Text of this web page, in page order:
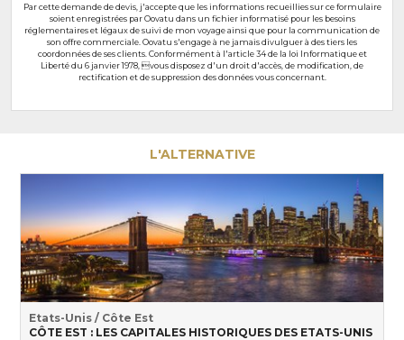
Par cette demande de devis, j'accepte que les informations recueillies sur ce formulaire
soient enregistrées par Oovatu dans un fichier informatisé pour les besoins
réglementaires et légaux de suivi de mon voyage ainsi que pour la communication de
son offre commerciale. Oovatu s'engage à ne jamais divulguer à des tiers les
coordonnées de ses clients. Conformément à l'article 34 de la loi Informatique et
Liberté du 6 janvier 1978, vous disposez d'un droit d'accès, de modification, de
rectification et de suppression des données vous concernant.
L'ALTERNATIVE
Etats-Unis / Côte Est
CÔTE EST : LES CAPITALES HISTORIQUES DES ETATS-UNIS